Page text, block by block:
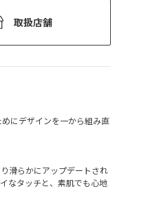
取扱店舗
にデザインを一から組み直
滑らかにアップデートされ
なタッチと、素肌でも心地